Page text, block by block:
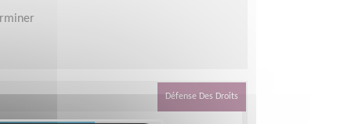
Défense Des Droits